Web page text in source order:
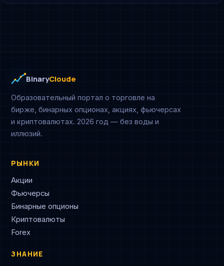
BinaryCloude
Образовательный портал о торговле на
бирже, бинарных опционах, акциях, фьючерсах
и криптовалютах. 2026 год — без воды и
иллюзий.
РЫНКИ
Акции
Фьючерсы
Бинарные опционы
Криптовалюты
Forex
ЗНАНИЕ